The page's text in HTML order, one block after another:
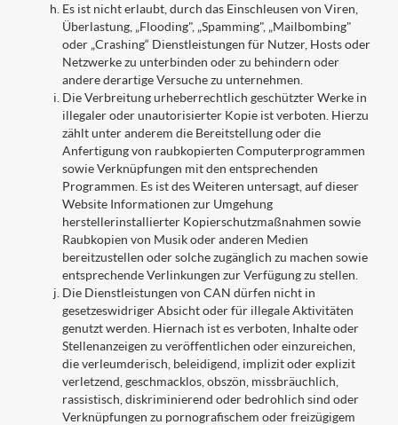
Es ist nicht erlaubt, durch das Einschleusen von Viren,
Überlastung, „Flooding", „Spamming", „Mailbombing"
oder „Crashing“ Dienstleistungen für Nutzer, Hosts oder
Netzwerke zu unterbinden oder zu behindern oder
andere derartige Versuche zu unternehmen.
Die Verbreitung urheberrechtlich geschützter Werke in
illegaler oder unautorisierter Kopie ist verboten. Hierzu
zählt unter anderem die Bereitstellung oder die
Anfertigung von raubkopierten Computerprogrammen
sowie Verknüpfungen mit den entsprechenden
Programmen. Es ist des Weiteren untersagt, auf dieser
Website Informationen zur Umgehung
herstellerinstallierter Kopierschutzmaßnahmen sowie
Raubkopien von Musik oder anderen Medien
bereitzustellen oder solche zugänglich zu machen sowie
entsprechende Verlinkungen zur Verfügung zu stellen.
Die Dienstleistungen von CAN dürfen nicht in
gesetzeswidriger Absicht oder für illegale Aktivitäten
genutzt werden. Hiernach ist es verboten, Inhalte oder
Stellenanzeigen zu veröffentlichen oder einzureichen,
die verleumderisch, beleidigend, implizit oder explizit
verletzend, geschmacklos, obszön, missbräuchlich,
rassistisch, diskriminierend oder bedrohlich sind oder
Verknüpfungen zu pornografischem oder freizügigem